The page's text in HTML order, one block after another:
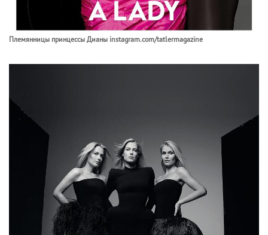
Племянницы принцессы Дианы instagram.com/tatlermagazine